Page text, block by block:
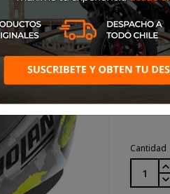
Talla: XL
Color:
Gris,
Cantidad